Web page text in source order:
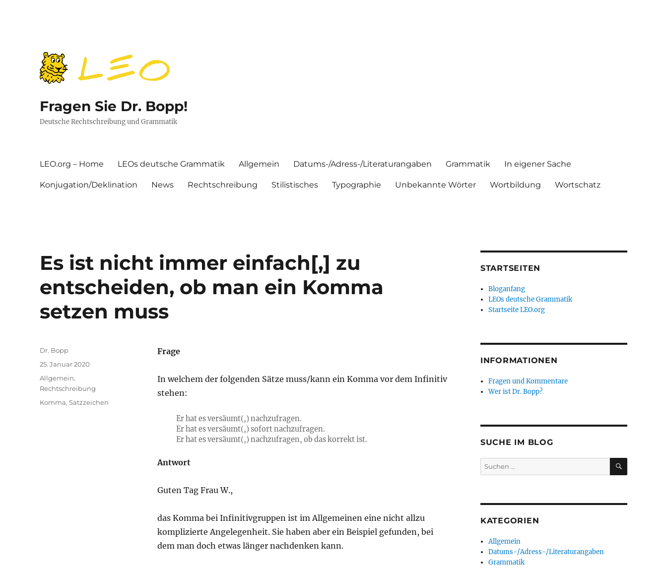
Fragen Sie Dr. Bopp!
Deutsche Rechtschreibung und Grammatik
LEO.org – Home LEOs deutsche Grammatik Allgemein Datums-/Adress-/Literaturangaben Grammatik In eigener Sache
Konjugation/Deklination News Rechtschreibung Stilistisches Typographie Unbekannte Wörter Wortbildung Wortschatz
Es ist nicht immer einfach[,] zu
entscheiden, ob man ein Komma
setzen muss
Frage
In welchem der folgenden Sätze muss/kann ein Komma vor dem Infinitiv
stehen:
Er hat es versäumt(,) nachzufragen.
Er hat es versäumt(,) sofort nachzufragen.
Er hat es versäumt(,) nachzufragen, ob das korrekt ist.
Antwort
Guten Tag Frau W.,
das Komma bei Infinitivgruppen ist im Allgemeinen eine nicht allzu
komplizierte Angelegenheit. Sie haben aber ein Beispiel gefunden, bei
dem man doch etwas länger nachdenken kann.
Autor
Dr. Bopp
Veröffentlicht
am
25. Januar 2020
Kategorien
Allgemein,
Rechtschreibung
Schlagwörter
Komma,Satzzeichen
STARTSEITEN
Bloganfang
LEOs deutsche Grammatik
Startseite LEO.org
INFORMATIONEN
Fragen und Kommentare
Wer ist Dr. Bopp?
SUCHE IM BLOG
Suchen
nach:
SUCHEN
KATEGORIEN
Allgemein
Datums-/Adress-/Literaturangaben
Grammatik